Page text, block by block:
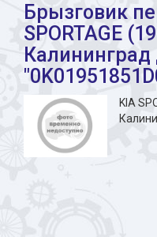
Брызговик
SPORTAGE
Калининград
KIA